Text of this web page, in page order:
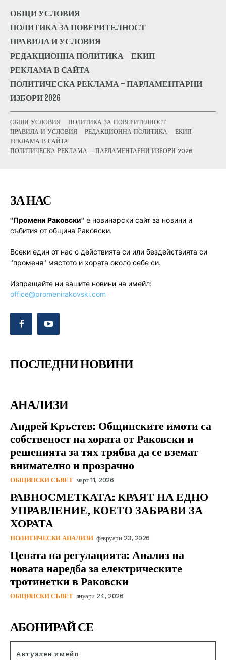
ОБЩИ УСЛОВИЯ
ПОЛИТИКА ЗА ПОВЕРИТЕЛНОСТ
ПРАВИЛА И УСЛОВИЯ
РЕДАКЦИОННА ПОЛИТИКА
ЕКИП
РЕКЛАМА В САЙТА
ПОЛИТИЧЕСКА РЕКЛАМА – ПАРЛАМЕНТАРНИ
ИЗБОРИ 2026
ОБЩИ УСЛОВИЯ
ПОЛИТИКА ЗА ПОВЕРИТЕЛНОСТ
ПРАВИЛА И УСЛОВИЯ
РЕДАКЦИОННА ПОЛИТИКА
ЕКИП
РЕКЛАМА В САЙТА
ПОЛИТИЧЕСКА РЕКЛАМА – ПАРЛАМЕНТАРНИ ИЗБОРИ 2026
ЗА НАС
"Промени Раковски" е новинарски сайт за новини и
събития от община Раковски.
Всеки един от нас с действията си или бездействията си
"променя" мястото и хората около себе си.
Изпращайте ни вашите новини на имейл:
office@promenirakovski.com
ПОСЛЕДНИ НОВИНИ
АНАЛИЗИ
Андрей Кръстев: Общинските имоти са
собственост на хората от Раковски и
решенията за тях трябва да се вземат
внимателно и прозрачно
ОБЩИНСКИ СЪВЕТ март 11, 2026
РАВНОСМЕТКАТА: КРАЯТ НА ЕДНО
УПРАВЛЕНИЕ, КОЕТО ЗАБРАВИ ЗА
ХОРАТА
ПОЛИТИЧЕСКИ АНАЛИЗИ февруари 23, 2026
Цената на регулацията: Анализ на
новата наредба за електрическите
тротинетки в Раковски
ОБЩИНСКИ СЪВЕТ януари 24, 2026
АБОНИРАЙ СЕ